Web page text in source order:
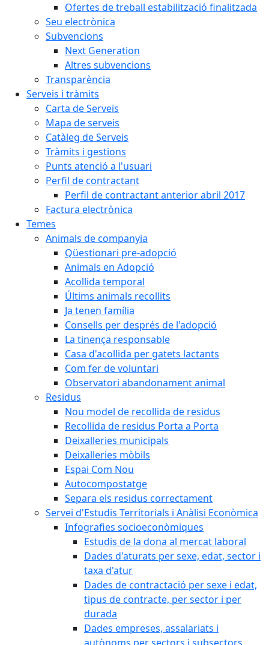
Ofertes de treball estabilització finalitzada
Seu electrònica
Subvencions
Next Generation
Altres subvencions
Transparència
Serveis i tràmits
Carta de Serveis
Mapa de serveis
Catàleg de Serveis
Tràmits i gestions
Punts atenció a l'usuari
Perfil de contractant
Perfil de contractant anterior abril 2017
Factura electrònica
Temes
Animals de companyia
Qüestionari pre-adopció
Animals en Adopció
Acollida temporal
Últims animals recollits
Ja tenen família
Consells per després de l'adopció
La tinença responsable
Casa d'acollida per gatets lactants
Com fer de voluntari
Observatori abandonament animal
Residus
Nou model de recollida de residus
Recollida de residus Porta a Porta
Deixalleries municipals
Deixalleries mòbils
Espai Com Nou
Autocompostatge
Separa els residus correctament
Servei d'Estudis Territorials i Anàlisi Econòmica
Infografies socioeconòmiques
Estudis de la dona al mercat laboral
Dades d'aturats per sexe, edat, sector i
taxa d'atur
Dades de contractació per sexe i edat,
tipus de contracte, per sector i per
durada
Dades empreses, assalariats i